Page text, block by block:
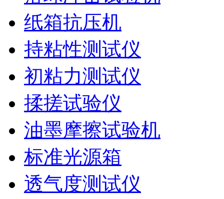
纸箱抗压机
持粘性测试仪
初粘力测试仪
揉搓试验仪
油墨摩擦试验机
标准光源箱
透气度测试仪